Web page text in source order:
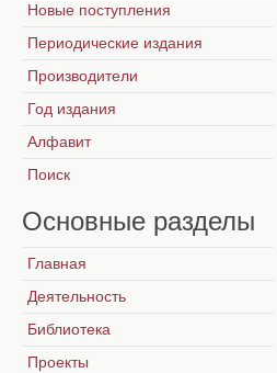
Новые поступления
Периодические издания
Производители
Год издания
Алфавит
Поиск
Основные разделы
Главная
Деятельность
Библиотека
Проекты